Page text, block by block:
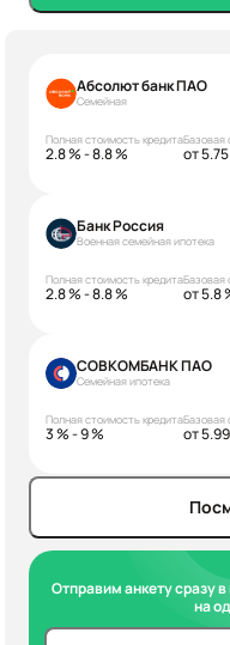
Абсолют банк ПАО
Семейная
Полная стоимость кредита
2.8 % - 8.8 %
Базовая
от
Банк Россия
Военная семейная ипотека
Полная стоимость кредита
2.8 % - 8.8 %
Базовая
от 5.8
СОВКОМБАНК ПАО
Семейная ипотека
Полная стоимость кредита
3 % - 9 %
Базовая
от
Отправим анкету сразу
на